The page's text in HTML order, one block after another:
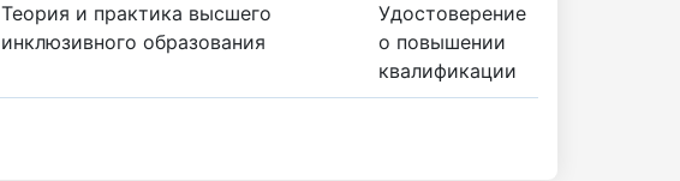
Теория и практика высшего
инклюзивного образования
Удостоверение
о повышении
квалификации